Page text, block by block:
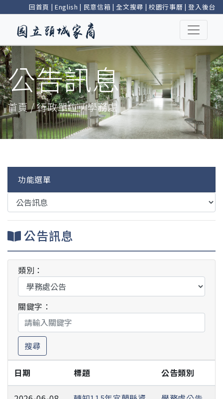
回首頁 | English | 民意信箱 |全文搜尋 | 校園行事曆 |登入後台
公告訊息
首頁 / 行政單位 / 學務處
功能選單
公告訊息
類別：
關鍵字：
搜尋
日期 標題 公告類別